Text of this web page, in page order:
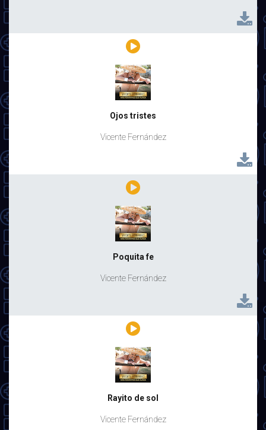
Ojos tristes
Vicente Fernández
Poquita fe
Vicente Fernández
Rayito de sol
Vicente Fernández